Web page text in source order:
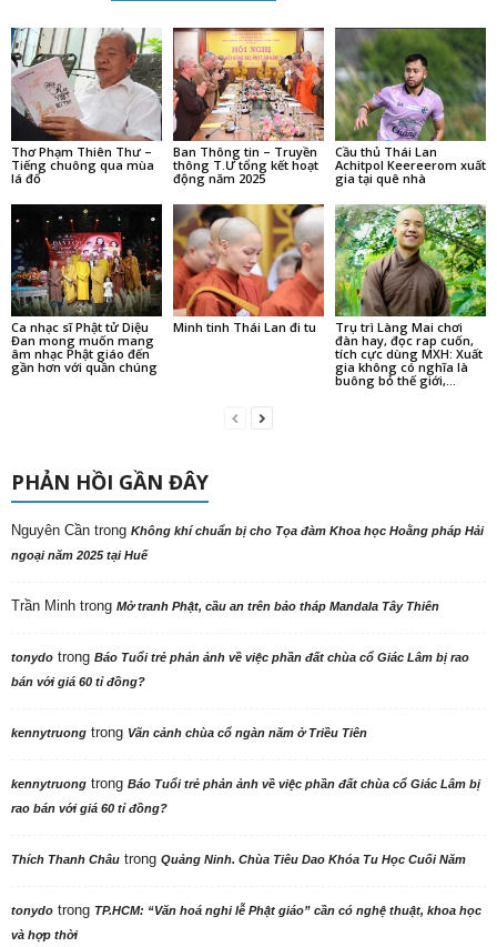
Thơ Phạm Thiên Thư –
Tiếng chuông qua mùa
lá đổ
Ban Thông tin – Truyền
thông T.Ư tổng kết hoạt
động năm 2025
Cầu thủ Thái Lan
Achitpol Keereerom xuất
gia tại quê nhà
Ca nhạc sĩ Phật tử Diệu
Đan mong muốn mang
âm nhạc Phật giáo đến
gần hơn với quần chúng
Minh tinh Thái Lan đi tu
Trụ trì Làng Mai chơi
đàn hay, đọc rap cuốn,
tích cực dùng MXH: Xuất
gia không có nghĩa là
buông bỏ thế giới,...
PHẢN HỒI GẦN ĐÂY
Nguyên Cần trong Không khí chuẩn bị cho Tọa đàm Khoa học Hoằng pháp Hải
ngoại năm 2025 tại Huế
Trần Minh trong Mở tranh Phật, cầu an trên bảo tháp Mandala Tây Thiên
tonydo trong Báo Tuổi trẻ phản ảnh về việc phần đất chùa cổ Giác Lâm bị rao
bán với giá 60 tỉ đồng?
kennytruong trong Vãn cảnh chùa cổ ngàn năm ở Triều Tiên
kennytruong trong Báo Tuổi trẻ phản ảnh về việc phần đất chùa cổ Giác Lâm bị
rao bán với giá 60 tỉ đồng?
Thích Thanh Châu trong Quảng Ninh. Chùa Tiêu Dao Khóa Tu Học Cuối Năm
tonydo trong TP.HCM: “Văn hoá nghi lễ Phật giáo” cần có nghệ thuật, khoa học
và hợp thời